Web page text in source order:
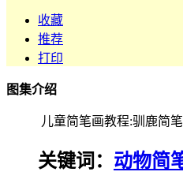
收藏
推荐
打印
图集介绍
儿童简笔画教程:驯鹿简
关键词： 动物简